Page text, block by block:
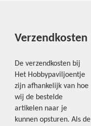
Verzendkosten
De verzendkosten bij
Het Hobbypaviljoentje
zijn afhankelijk van hoe
wij de bestelde
artikelen naar je
kunnen opsturen. Als de